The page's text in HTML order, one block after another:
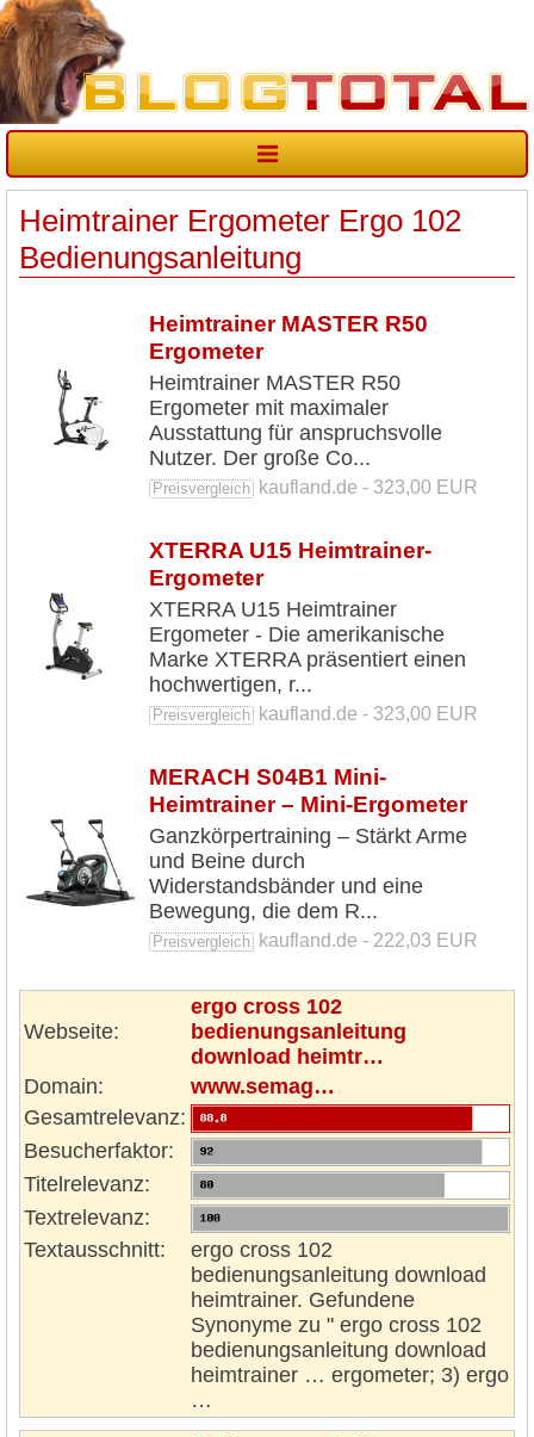
Heimtrainer Ergometer Ergo 102
Bedienungsanleitung
Heimtrainer MASTER R50
Ergometer
Heimtrainer MASTER R50
Ergometer mit maximaler
Ausstattung für anspruchsvolle
Nutzer. Der große Co...
Preisvergleich kaufland.de - 323,00 EUR
XTERRA U15 Heimtrainer-
Ergometer
XTERRA U15 Heimtrainer
Ergometer - Die amerikanische
Marke XTERRA präsentiert einen
hochwertigen, r...
Preisvergleich kaufland.de - 323,00 EUR
MERACH S04B1 Mini-
Heimtrainer – Mini-Ergometer
Ganzkörpertraining – Stärkt Arme
und Beine durch
Widerstandsbänder und eine
Bewegung, die dem R...
Preisvergleich kaufland.de - 222,03 EUR
Webseite:
ergo cross 102
bedienungsanleitung
download heimtr…
Domain:
www.semag…
Gesamtrelevanz:
Besucherfaktor:
Titelrelevanz:
Textrelevanz:
Textausschnitt:
ergo cross 102
bedienungsanleitung download
heimtrainer. Gefundene
Synonyme zu " ergo cross 102
bedienungsanleitung download
heimtrainer … ergometer; 3) ergo
…